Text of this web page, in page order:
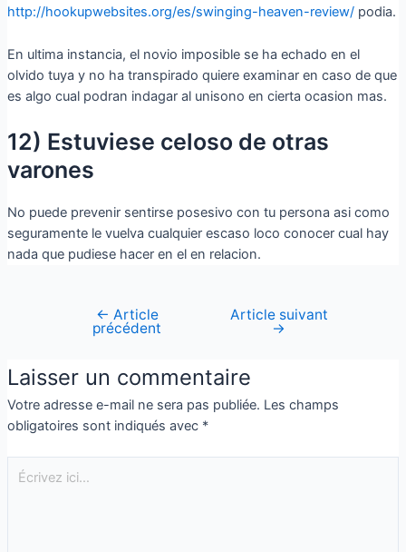
http://hookupwebsites.org/es/swinging-heaven-review/podia.
En ultima instancia, el novio imposible se ha echado en el
olvido tuya y no ha transpirado quiere examinar en caso de que
es algo cual podran indagar al uni­sono en cierta ocasion mas.
12) Estuviese celoso de otras
varones
No puede prevenir sentirse posesivo con tu persona asi­ como
seguramente le vuelva cualquier escaso loco conocer cual hay
nada que pudiese hacer en el en relacion.
← Article
précédent
Article suivant
→
Laisser un commentaire
Votre adresse e-mail ne sera pas publiée. Les champs
obligatoires sont indiqués avec *